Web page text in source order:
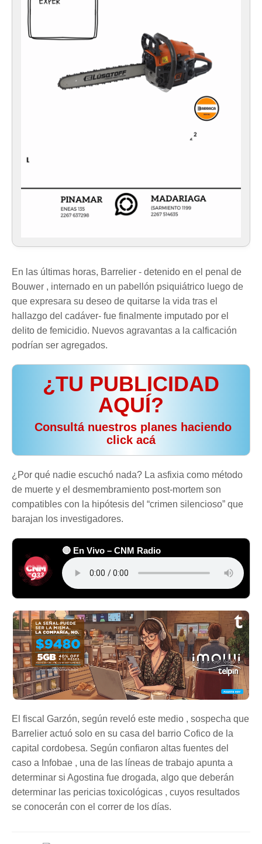
En las últimas horas, Barrelier - detenido en el penal de
Bouwer , internado en un pabellón psiquiátrico luego de
que expresara su deseo de quitarse la vida tras el
hallazgo del cadáver- fue finalmente imputado por el
delito de femicidio. Nuevos agravantas a la calficación
podrían ser agregados.
¿TU PUBLICIDAD
AQUÍ?
️ Consultá nuestros planes haciendo
click acá
¿Por qué nadie escuchó nada? La asfixia como método
de muerte y el desmembramiento post-mortem son
compatibles con la hipótesis del “crimen silencioso” que
barajan los investigadores.
🔴 En Vivo – CNM Radio
El fiscal Garzón, según reveló este medio , sospecha que
Barrelier actuó solo en su casa del barrio Cofico de la
capital cordobesa. Según confiaron altas fuentes del
caso a Infobae , una de las líneas de trabajo apunta a
determinar si Agostina fue drogada, algo que deberán
determinar las pericias toxicológicas , cuyos resultados
se conocerán con el correr de los días.